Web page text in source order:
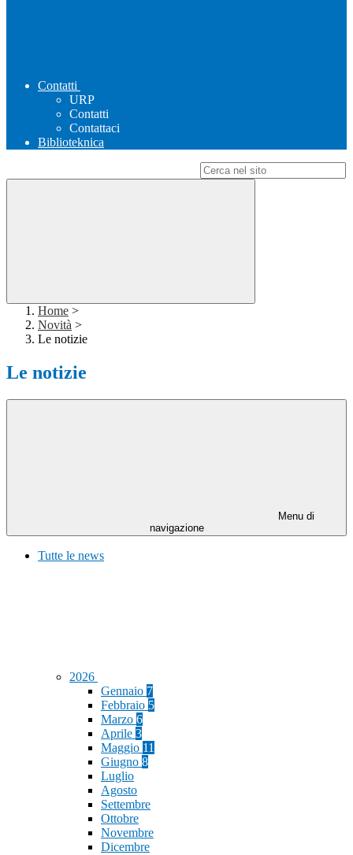
Contatti
URP
Contatti
Contattaci
Biblioteknica
Home >
Novità >
Le notizie
Le notizie
Menu di
navigazione
Tutte le news
2026
Gennaio 7
Febbraio 5
Marzo 6
Aprile 3
Maggio 11
Giugno 8
Luglio
Agosto
Settembre
Ottobre
Novembre
Dicembre